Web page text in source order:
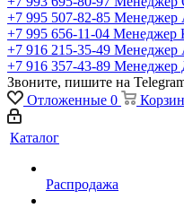
+7 995 507-82-85 Менеджер
+7 995 656-11-04 Менеджер
+7 916 215-35-49 Менеджер
+7 916 357-43-89 Менеджер
Звоните, пишите на
Отложенные 0
Каталог
Распродажа